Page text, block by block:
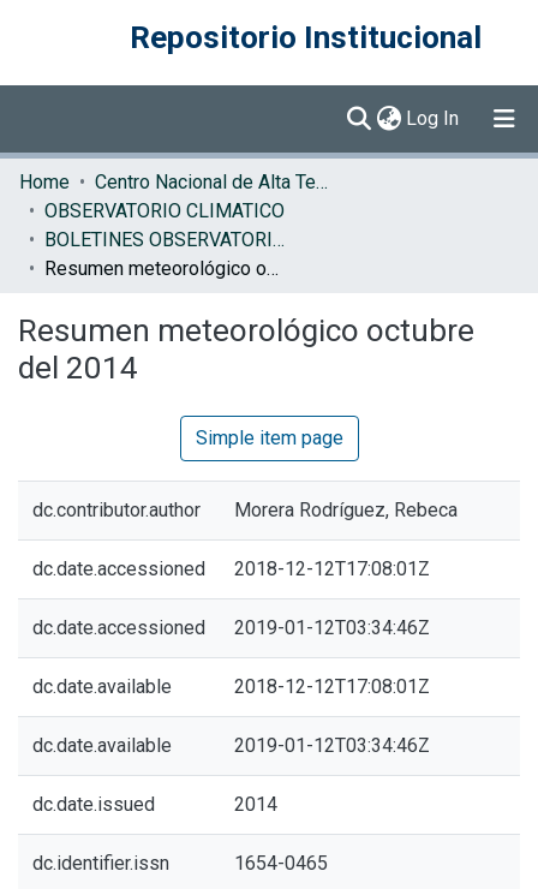
Repositorio Institucional
Log In (current)
Communities & Collections
Browse DSpace
Statistics
Home
Centro Nacional de Alta Tecnología (CENAT)
OBSERVATORIO CLIMATICO
BOLETINES OBSERVATORIO CLIMATICO
Resumen meteorológico octubre del 2014
Resumen meteorológico octubre
del 2014
Simple item page
dc.contributor.author Morera Rodríguez, Rebeca
dc.date.accessioned 2018-12-12T17:08:01Z
dc.date.accessioned 2019-01-12T03:34:46Z
dc.date.available 2018-12-12T17:08:01Z
dc.date.available 2019-01-12T03:34:46Z
dc.date.issued 2014
dc.identifier.issn 1654-0465